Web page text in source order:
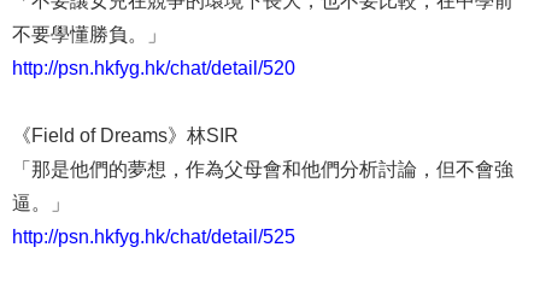
不要學懂勝負。」
http://psn.hkfyg.hk/chat/detail/520
《Field of Dreams》林SIR
「那是他們的夢想，作為父母會和他們分析討論，但不會強
逼。」
http://psn.hkfyg.hk/chat/detail/525